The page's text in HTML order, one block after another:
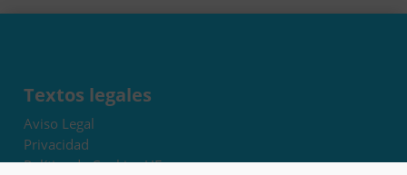
Textos legales
Aviso Legal
Privacidad
Política de Cookies UE